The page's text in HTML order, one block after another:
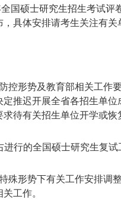
国硕士研究生招生考试
具体安排请考生关注有
控形势及教育部相关工作
定推迟开展全省各招生单
待有关招生单位开学或
进行的全国硕士研究生复
殊形势下有关工作安排调
工作。